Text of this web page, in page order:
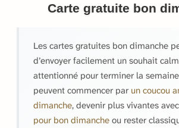
Carte gratuite bon
Les cartes gratuites bon dimanche
d’envoyer facilement un souhait
attentionné pour terminer la
peuvent commencer par un coucou
dimanche, devenir plus vivantes avec
pour bon dimanche ou rester